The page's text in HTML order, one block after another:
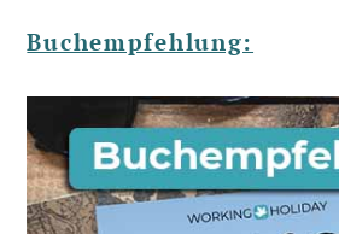
Buchempfehlung: